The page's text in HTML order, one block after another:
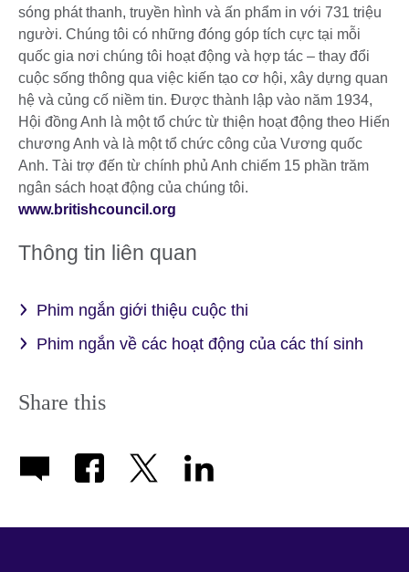
sóng phát thanh, truyền hình và ấn phẩm in với 731 triệu
người. Chúng tôi có những đóng góp tích cực tại mỗi
quốc gia nơi chúng tôi hoạt động và hợp tác – thay đổi
cuộc sống thông qua việc kiến tạo cơ hội, xây dựng quan
hệ và củng cố niềm tin. Được thành lập vào năm 1934,
Hội đồng Anh là một tổ chức từ thiện hoạt động theo Hiến
chương Anh và là một tổ chức công của Vương quốc
Anh. Tài trợ đến từ chính phủ Anh chiếm 15 phần trăm
ngân sách hoạt động của chúng tôi.
www.britishcouncil.org
Thông tin liên quan
Phim ngắn giới thiệu cuộc thi
Phim ngắn về các hoạt động của các thí sinh
Share this